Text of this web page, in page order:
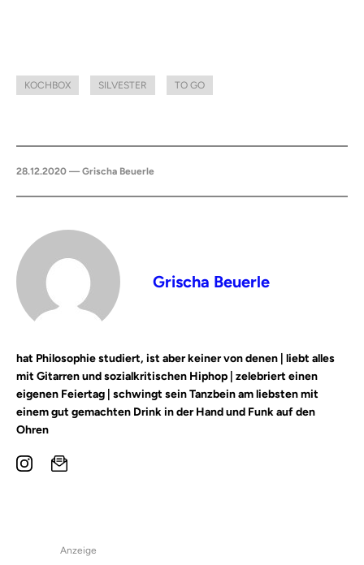
KOCHBOX SILVESTER TO GO
28.12.2020 — Grischa Beuerle
Grischa Beuerle
hat Philosophie studiert, ist aber keiner von denen | liebt alles
mit Gitarren und sozialkritischen Hiphop | zelebriert einen
eigenen Feiertag | schwingt sein Tanzbein am liebsten mit
einem gut gemachten Drink in der Hand und Funk auf den
Ohren
Anzeige